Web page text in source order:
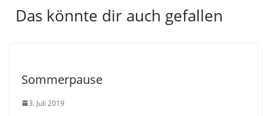
Das könnte dir auch gefallen
Sommerpause
3. Juli 2019